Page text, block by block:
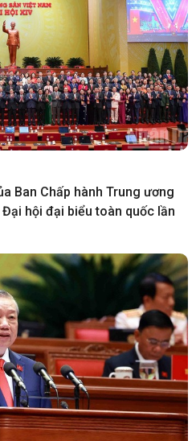
Ban Chấp hành Trung ương
hội đại biểu toàn quốc lần